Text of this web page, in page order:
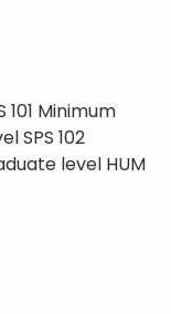
Minimum
SPS 102
level HUM